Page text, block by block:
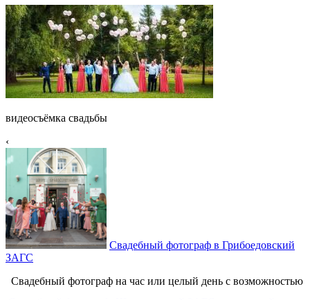
видеосъёмка свадьбы
‹
Свадебный фотограф в Грибоедовский
ЗАГС
Свадебный фотограф на час или целый день с возможностью